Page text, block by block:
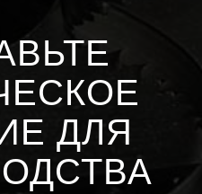
ДЛЯ